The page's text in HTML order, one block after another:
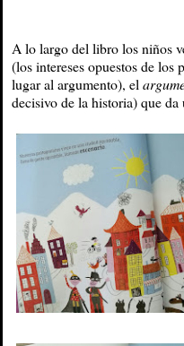
A lo largo del libro los niños
(los intereses opuestos de los
lugar al argumento), el
decisivo de la historia) que